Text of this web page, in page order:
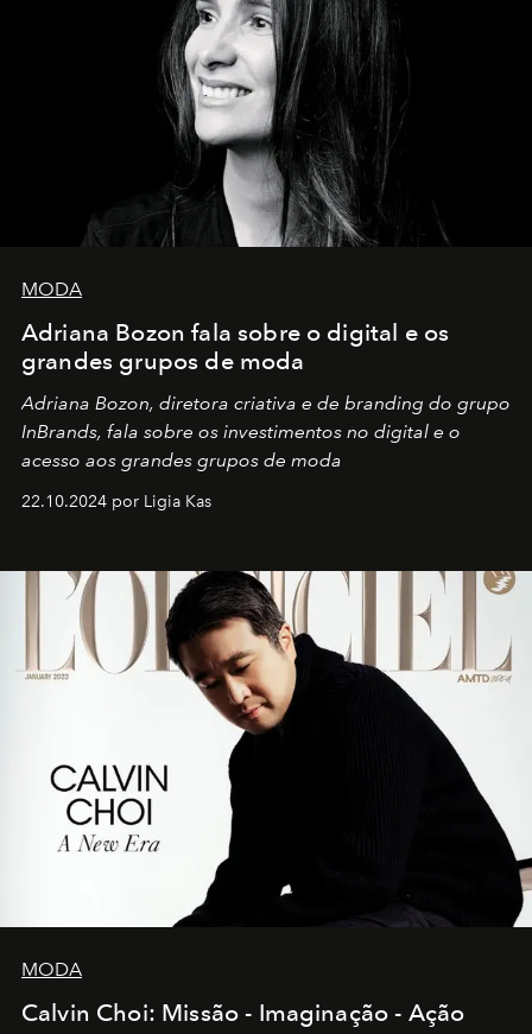
MODA
Adriana Bozon fala sobre o digital e os
grandes grupos de moda
Adriana Bozon, diretora criativa e de branding do grupo
InBrands, fala sobre os investimentos no digital e o
acesso aos grandes grupos de moda
22.10.2024 por Ligia Kas
MODA
Calvin Choi: Missão - Imaginação - Ação